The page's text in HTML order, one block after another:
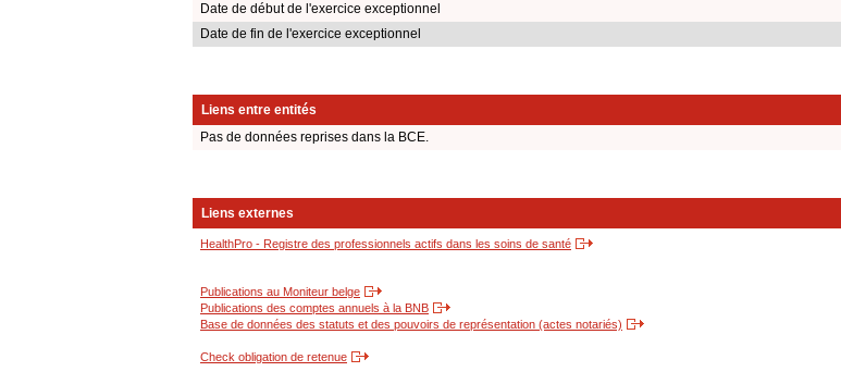
Date de début de l'exercice exceptionnel
Date de fin de l'exercice exceptionnel
Liens entre entités
Pas de données reprises dans la BCE.
Liens externes
HealthPro - Registre des professionnels actifs dans les soins de santé
Publications au Moniteur belge
Publications des comptes annuels à la BNB
Base de données des statuts et des pouvoirs de représentation (actes notariés)
Check obligation de retenue